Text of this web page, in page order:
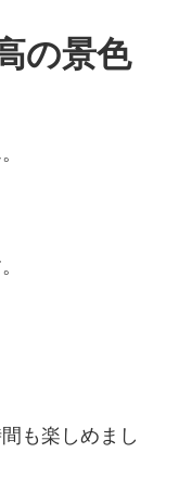
の景色
も楽しめまし